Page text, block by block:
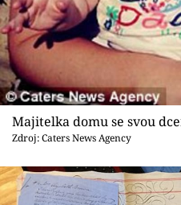
Majitelka domu se svou
Zdroj: Caters News Agency